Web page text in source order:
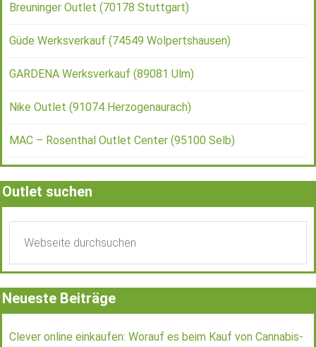
Breuninger Outlet (70178 Stuttgart)
Güde Werksverkauf (74549 Wolpertshausen)
GARDENA Werksverkauf (89081 Ulm)
Nike Outlet (91074 Herzogenaurach)
MAC – Rosenthal Outlet Center (95100 Selb)
Outlet suchen
Neueste Beiträge
Clever online einkaufen: Worauf es beim Kauf von Cannabis-